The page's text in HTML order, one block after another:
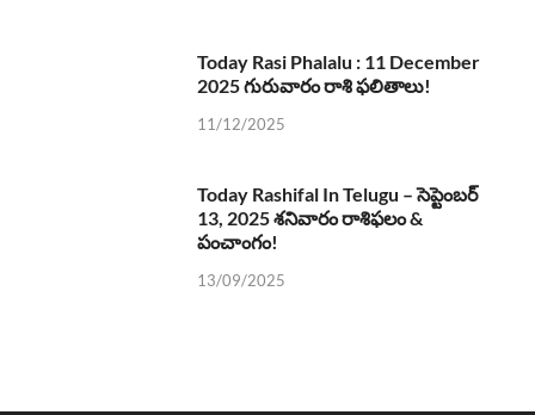
Today Rasi Phalalu : 11 December
2025 గురువారం రాశి ఫలితాలు!
11/12/2025
Today Rashifal In Telugu – సెప్టెంబర్
13, 2025 శనివారం రాశిఫలం &
పంచాంగం!
13/09/2025